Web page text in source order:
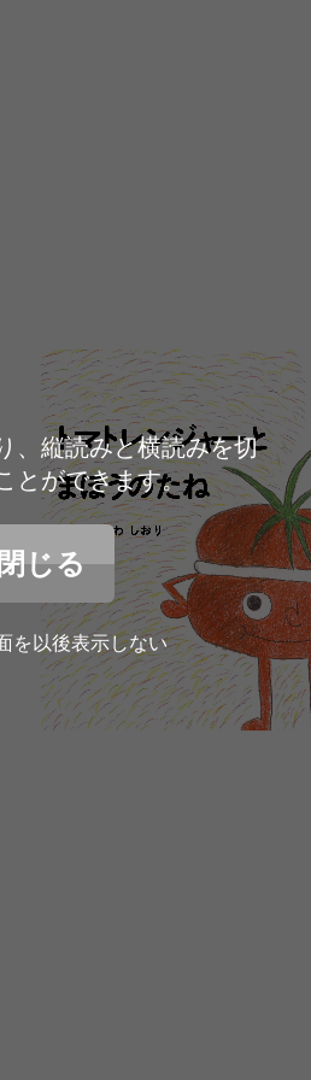
、縦読みと横読みを切
とができます。
じる
を以後表示しない